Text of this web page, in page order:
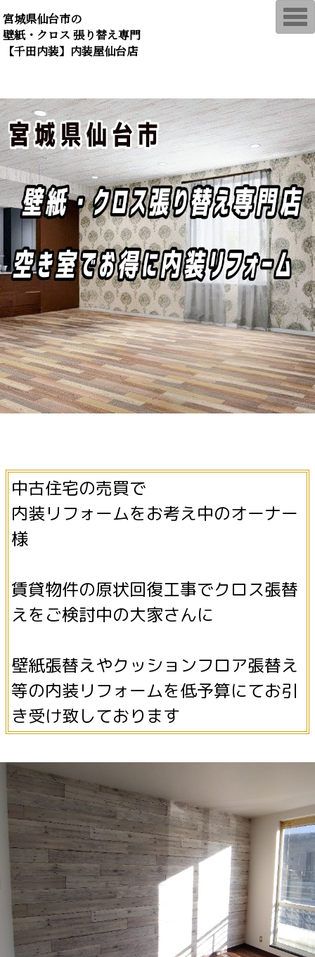
宮城県仙台市の
壁紙・クロス 張り替え専門
【千田内装】内装屋仙台店
中古住宅の売買で
内装リフォームをお考え中のオーナー
様
賃貸物件の原状回復工事でクロス張替
えをご検討中の大家さんに
壁紙張替えやクッションフロア張替え
等の内装リフォームを低予算にてお引
き受け致しております
T
o
g
v
i
g
a
t
i
o
n